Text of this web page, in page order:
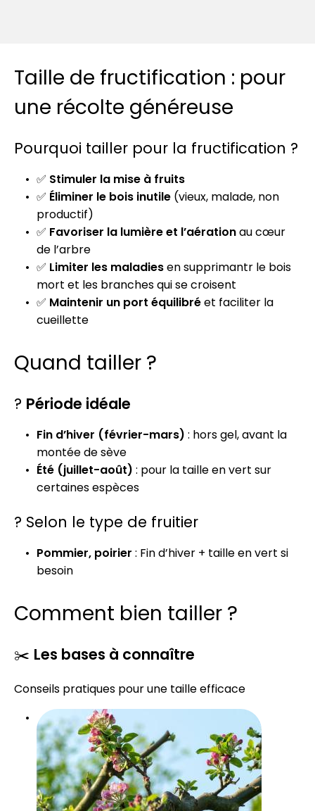
Taille de fructification : pour
une récolte généreuse
Pourquoi tailler pour la fructification ?
✅ Stimuler la mise à fruits
✅ Éliminer le bois inutile (vieux, malade, non
productif)
✅ Favoriser la lumière et l’aérationau cœur
de l’arbre
✅ Limiter les maladiesen supprimantr le bois
mort et les branches qui se croisent
✅ Maintenir un port équilibréet faciliter la
cueillette
Quand tailler ?
? Période idéale
Fin d’hiver (février-mars) : hors gel, avant la
montée de sève
Été (juillet-août) : pour la taille en vert sur
certaines espèces
? Selon le type de fruitier
Pommier, poirier : Fin d’hiver + taille en vert si
besoin
Comment bien tailler ?
✂️ Les bases à connaître
Conseils pratiques pour une taille efficace